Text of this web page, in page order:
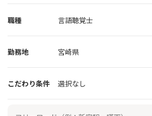
職種 言語聴覚士
勤務地 宮崎県
こだわり条件 選択なし